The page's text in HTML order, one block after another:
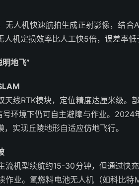
人机快速航拍生成正射影像，结合
机定损效率比人工快5倍，误差率低
地飞”
天线RTK模块，定位精度达厘米级。
号环境下仍可自主避障与作业。2024
实现丘陵地形自适应仿地飞行。
流机型续航约15-30分钟，但通过快
作业。氢燃料电池无人机（如科比